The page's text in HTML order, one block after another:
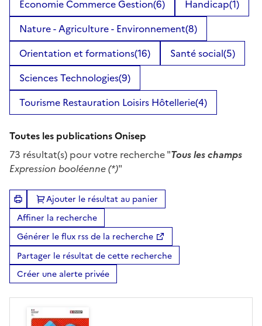
Economie Commerce Gestion(6) Handicap(1)
Nature - Agriculture - Environnement(8)
Orientation et formations(16) Santé social(5)
Sciences Technologies(9)
Tourisme Restauration Loisirs Hôtellerie(4)
Toutes les publications Onisep
73 résultat(s) pour votre recherche "Tous les champs
Expression booléenne (*)"
Ajouter le résultat au panier
Affiner la recherche
Générer le flux rss de la recherche
Partager le résultat de cette recherche
Créer une alerte privée